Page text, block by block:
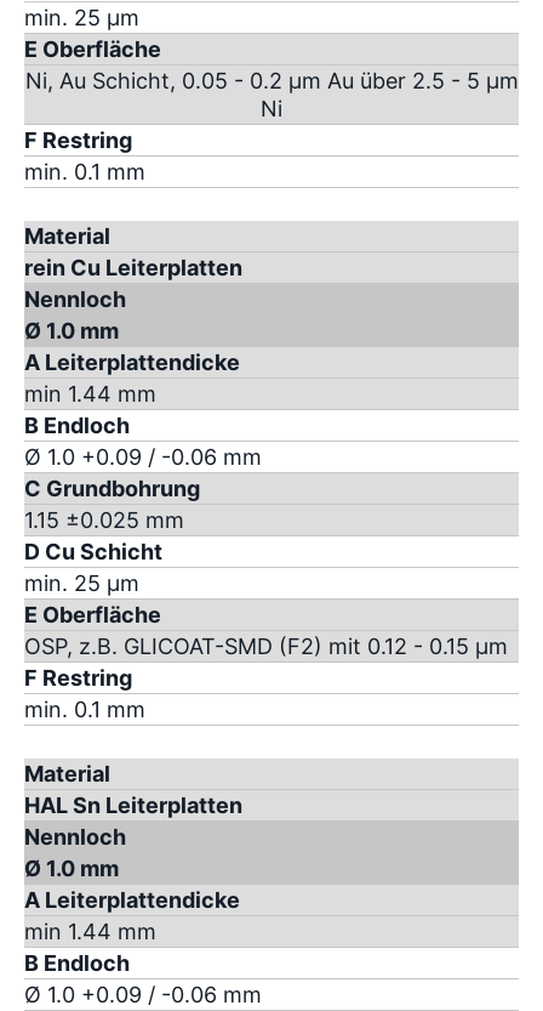
min. 25 µm
E Oberfläche
Ni, Au Schicht, 0.05 - 0.2 µm Au über 2.5 - 5 µm
Ni
F Restring
min. 0.1 mm
Material
rein Cu Leiterplatten
Nennloch
Ø 1.0 mm
A Leiterplattendicke
min 1.44 mm
B Endloch
Ø 1.0 +0.09 / -0.06 mm
C Grundbohrung
1.15 ±0.025 mm
D Cu Schicht
min. 25 µm
E Oberfläche
OSP, z.B. GLICOAT-SMD (F2) mit 0.12 - 0.15 µm
F Restring
min. 0.1 mm
Material
HAL Sn Leiterplatten
Nennloch
Ø 1.0 mm
A Leiterplattendicke
min 1.44 mm
B Endloch
Ø 1.0 +0.09 / -0.06 mm